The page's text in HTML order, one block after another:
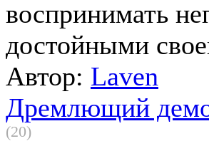
воспринимать
достойными
Автор: Laven
Дремлющий
(20)